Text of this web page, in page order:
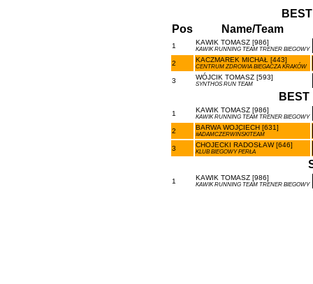
Pos
Name/Team
1 KAWIK TOMASZ [986]
KAWIK RUNNING TEAM TRENER BIEGOWY
2 KACZMAREK MICHAŁ [443]
CENTRUM ZDROWIA BIEGACZA KRAKÓW
3 WÓJCIK TOMASZ [593]
SYNTHOS RUN TEAM
BEST
1 KAWIK TOMASZ [986]
KAWIK RUNNING TEAM TRENER BIEGOWY
2 BARWA WOJCIECH [631]
#ADAMCZERWIŃSKITEAM
3 CHOJECKI RADOSŁAW [646]
KLUB BIEGOWY PERŁA
1 KAWIK TOMASZ [986]
KAWIK RUNNING TEAM TRENER BIEGOWY